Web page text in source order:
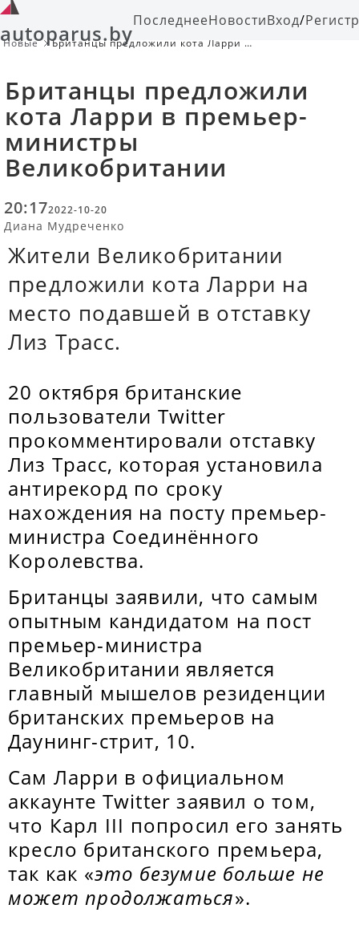
autoparus.byПоследнееНовостиВход/
Новые
Британцы предложили кота Ларри в
Британцы предложили
кота Ларри в премьер-
министры
Великобритании
20:172022-10-20
Диана Мудреченко
Жители Великобритании
предложили кота Ларри на
место подавшей в отставку
Лиз Трасс.
20 октября британские
пользователи Twitter
прокомментировали отставку
Лиз Трасс, которая установила
антирекорд по сроку
нахождения на посту премьер-
министра Соединённого
Королевства.
Британцы заявили, что самым
опытным кандидатом на пост
премьер-министра
Великобритании является
главный мышелов резиденции
британских премьеров на
Даунинг-стрит, 10.
Сам Ларри в официальном
аккаунте Twitter заявил о том,
что Карл III попросил его занять
кресло британского премьера,
так как «это безумие больше не
может продолжаться».